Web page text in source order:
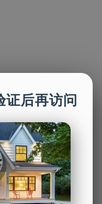
证后再访问